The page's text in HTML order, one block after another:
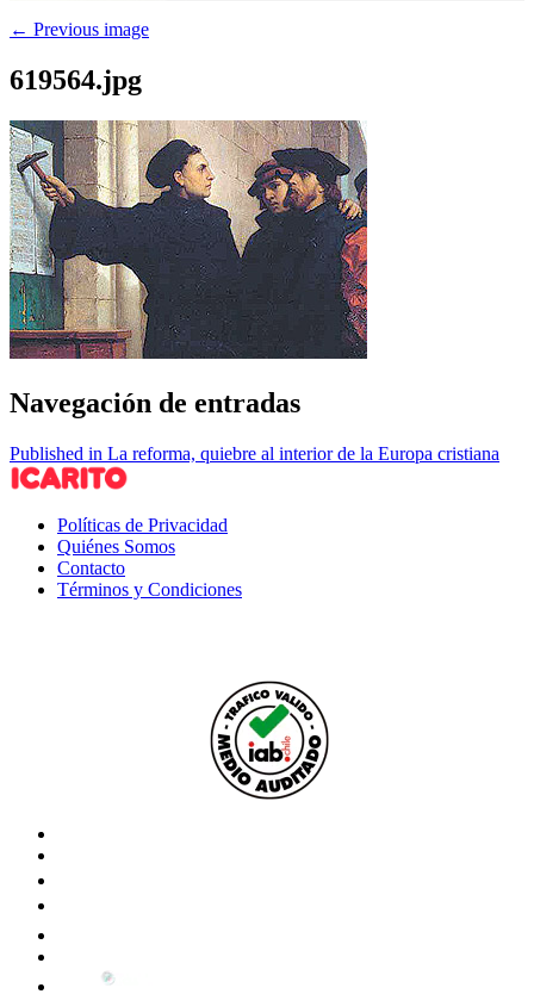
← Previous image
619564.jpg
Navegación de entradas
Published in La reforma, quiebre al interior de la Europa cristiana
Políticas de Privacidad
Quiénes Somos
Contacto
Términos y Condiciones